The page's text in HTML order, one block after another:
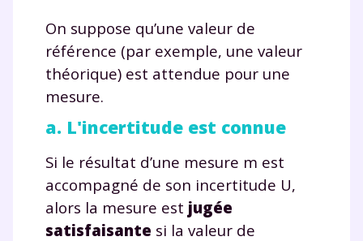
On suppose qu’une valeur de
référence (par exemple, une valeur
théorique) est attendue pour une
mesure.
a. L'incertitude est connue
Si le résultat d’une mesure m est
accompagné de son incertitude U,
alors la mesure est jugée
satisfaisante si la valeur de